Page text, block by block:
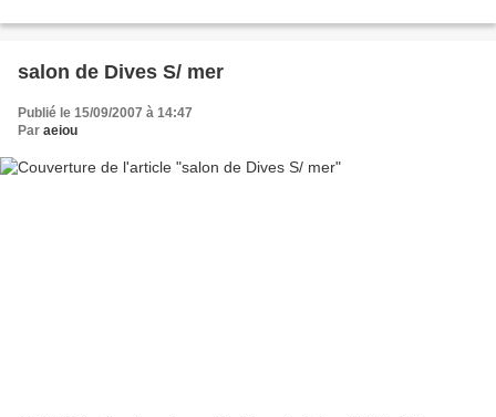
salon de Dives S/ mer
Publié le 15/09/2007 à 14:47
Par aeiou